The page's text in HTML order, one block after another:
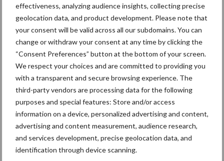
effectiveness, analyzing audience insights, collecting precise
geolocation data, and product development. Please note that
your consent will be valid across all our subdomains. You can
change or withdraw your consent at any time by clicking the
“Consent Preferences” button at the bottom of your screen.
We respect your choices and are committed to providing you
with a transparent and secure browsing experience. The
third-party vendors are processing data for the following
purposes and special features: Store and/or access
information on a device, personalized advertising and content,
advertising and content measurement, audience research,
and services development, precise geolocation data, and
identification through device scanning.
Na de lage prijzen door de structurele zuiveloverschotten
wereldwijd in 2015-2016 kantelde de marktsituatie in de tweede
helft van 2016. De snel aantrekkende vraag naar zuivel op de
Aziatische markten heeft de prijzen snel omhooggedreven. Vanaf
2017 was de stijging van de mondiale vraag groter dan het
aansluitend op de OECD en FAO (Agriculture Outlook), dat de
zuivelmarkt in de komende jaren zal groeien. De EU zou bijna 30%
van de toenemende wereldvraag voor haar rekening nemen.
Grote rundvlees-exporterende landen als Argentinië en Brazilië